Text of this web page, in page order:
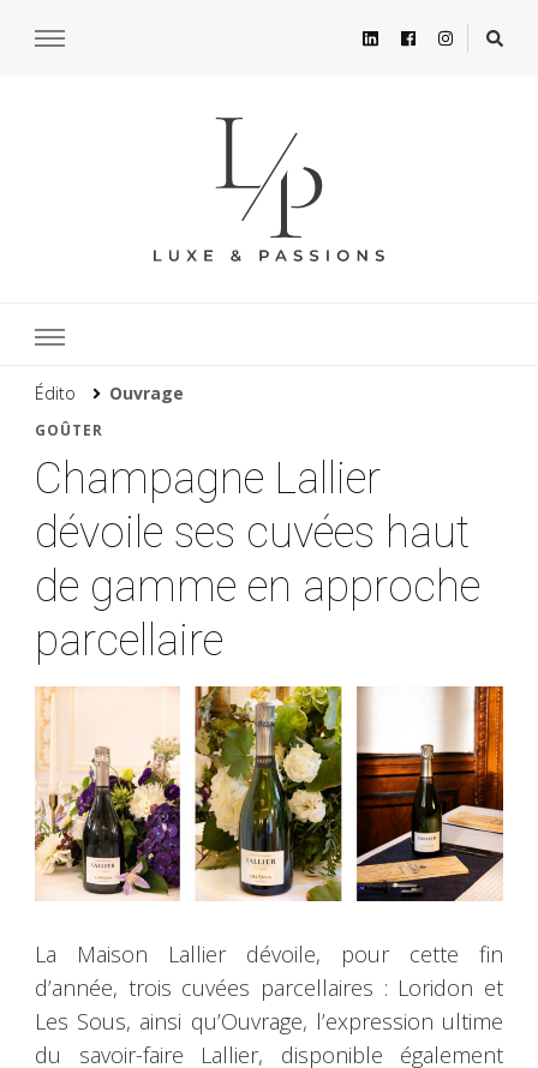
Édito Ouvrage
GOÛTER
Champagne Lallier
dévoile ses cuvées haut
de gamme en approche
parcellaire
La Maison Lallier dévoile, pour cette fin
d’année, trois cuvées parcellaires : Loridon et
Les Sous, ainsi qu’Ouvrage, l’expression ultime
du savoir-faire Lallier, disponible également